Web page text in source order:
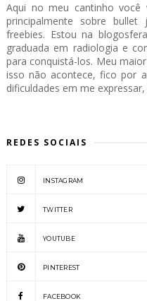
Aqui no meu cantinho
principalmente sobre
freebies. Estou na
graduada em radiologia e
para conquistá-los. Meu
isso não acontece, fico por
dificuldades em me
REDES SOCIAIS
INSTAGRAM
TWITTER
YOUTUBE
PINTEREST
FACEBOOK